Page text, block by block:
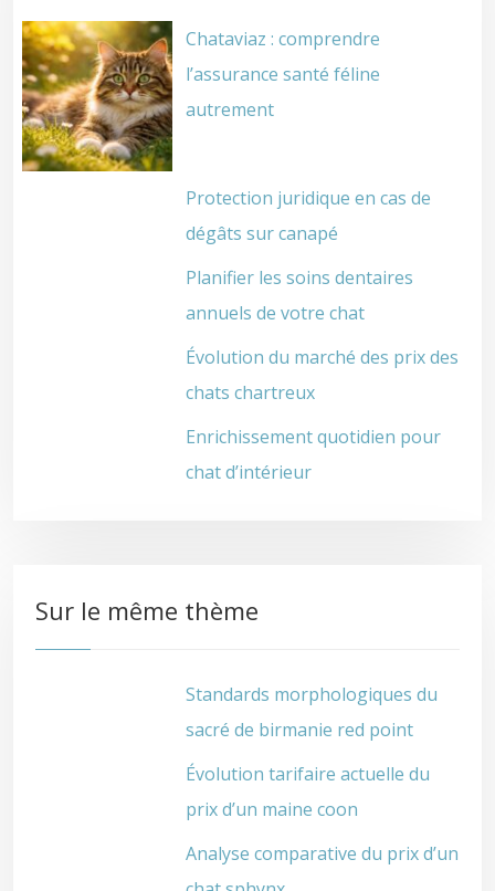
Chataviaz : comprendre
l’assurance santé féline
autrement
Protection juridique en cas de
dégâts sur canapé
Planifier les soins dentaires
annuels de votre chat
Évolution du marché des prix des
chats chartreux
Enrichissement quotidien pour
chat d’intérieur
Sur le même thème
Standards morphologiques du
sacré de birmanie red point
Évolution tarifaire actuelle du
prix d’un maine coon
Analyse comparative du prix d’un